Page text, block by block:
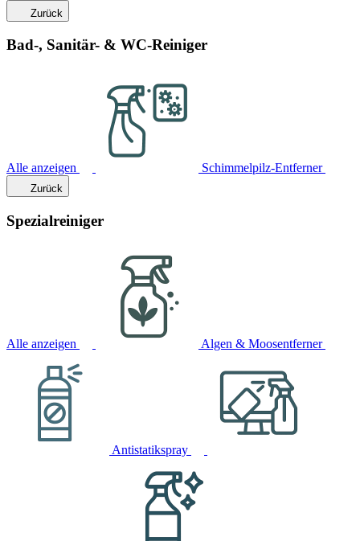
Zurück
Bad-, Sanitär- & WC-Reiniger
Alle anzeigen Schimmelpilz-Entferner
Zurück
Spezialreiniger
Alle anzeigen Algen & Moosentferner
Antistatikspray